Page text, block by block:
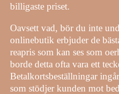
billigaste priset.
Oavsett vad, bör du inte
onlinebutik erbjuder de
reapris som kan ses som
borde detta ofta vara ett
Betalkortsbeställningar
som stödjer kunden mot